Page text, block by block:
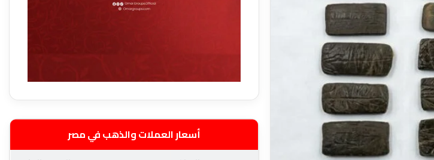
أسعار العملات والذهب في مصر